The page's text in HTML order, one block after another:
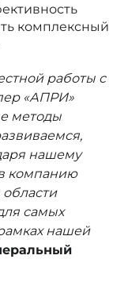
комплексный
работы с
«АПРИ»
методы
нашему
компанию
области
самых
нашей